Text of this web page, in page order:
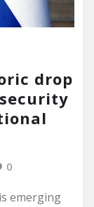
drop
0
emerging